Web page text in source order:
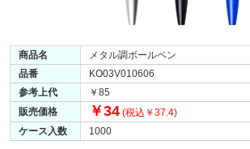
商品名
メタル調ボールペン
品番
KO03V010606
参考上代
￥85
販売価格
￥34 (税込￥37.4)
ケース入数
1000